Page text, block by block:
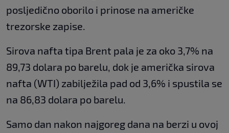
posljedično oborilo i prinose na američke
trezorske zapise.
Sirova nafta tipa Brent pala je za oko 3,7% na
89,73 dolara po barelu, dok je američka sirova
nafta (WTI) zabilježila pad od 3,6% i spustila se
na 86,83 dolara po barelu.
Samo dan nakon najgoreg dana na berzi u ovoj